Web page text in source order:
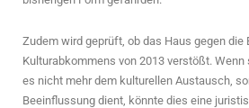
Zudem wird geprüft, ob das Haus gegen die
Kulturabkommens von 2013 verstößt.
es nicht mehr dem kulturellen Austausch,
Beeinflussung dient, könnte dies eine